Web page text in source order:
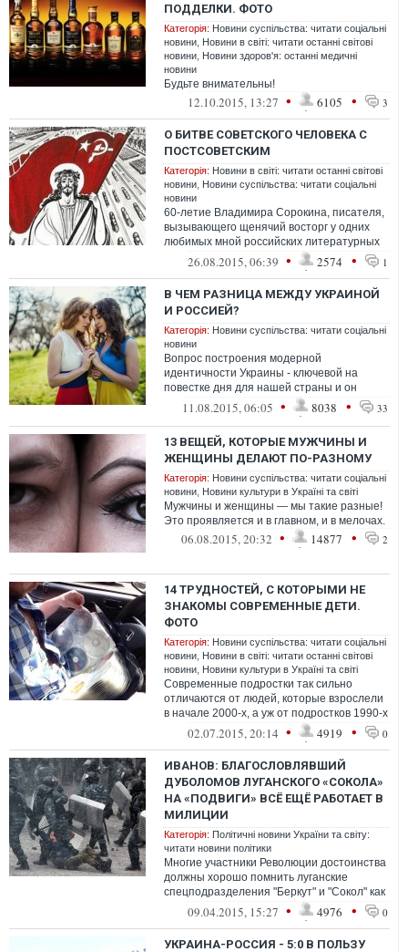
ПОДДЕЛКИ. ФОТО
Категорія: Новини суспільства: читати соціальні
новини Новини в світі: читати останні світові
новини Новини здоров'я: останні медичні
новини
Будьте внимательны!
12.10.2015, 13:27 • 6105 • 3
О БИТВЕ СОВЕТСКОГО ЧЕЛОВЕКА С
ПОСТСОВЕТСКИМ
Категорія: Новини в світі: читати останні світові
новини Новини суспільства: читати соціальні
новини
60-летие Владимира Сорокина, писателя,
вызывающего щенячий восторг у одних
любимых мной российских литературных
критиков и животную ненависть у других...
26.08.2015, 06:39 • 2574 • 1
В ЧЕМ РАЗНИЦА МЕЖДУ УКРАИНОЙ
И РОССИЕЙ?
Категорія: Новини суспільства: читати соціальні
новини
Вопрос построения модерной
идентичности Украины - ключевой на
повестке дня для нашей страны и он
особенно хорошо заметен на фоне
конфликта с Россией
11.08.2015, 06:05 • 8038 • 33
13 ВЕЩЕЙ, КОТОРЫЕ МУЖЧИНЫ И
ЖЕНЩИНЫ ДЕЛАЮТ ПО-РАЗНОМУ
Категорія: Новини суспільства: читати соціальні
новини Новини культури в Україні та світі
Мужчины и женщины — мы такие разные!
Это проявляется и в главном, и в мелочах.
06.08.2015, 20:32 • 14877 • 2
14 ТРУДНОСТЕЙ, С КОТОРЫМИ НЕ
ЗНАКОМЫ СОВРЕМЕННЫЕ ДЕТИ.
ФОТО
Категорія: Новини суспільства: читати соціальні
новини Новини в світі: читати останні світові
новини Новини культури в Україні та світі
Современные подростки так сильно
отличаются от людей, которые взрослели
в начале 2000-х, а уж от подростков 1990-х
их отделяет целая эпоха...
02.07.2015, 20:14 • 4919 • 0
ИВАНОВ: БЛАГОСЛОВЛЯВШИЙ
ДУБОЛОМОВ ЛУГАНСКОГО «СОКОЛА»
НА «ПОДВИГИ» ВСЁ ЕЩЁ РАБОТАЕТ В
МИЛИЦИИ
Категорія: Політичні новини України та світу:
читати новини політики
Многие участники Революции достоинства
должны хорошо помнить луганские
спецподразделения "Беркут" и "Сокол" как
особо "отличившихся" в ходе избиений и...
09.04.2015, 15:27 • 4976 • 0
УКРАИНА-РОССИЯ - 5:0 В ПОЛЬЗУ